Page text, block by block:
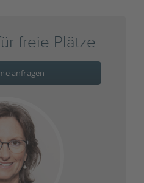
freie Plätze
anfragen